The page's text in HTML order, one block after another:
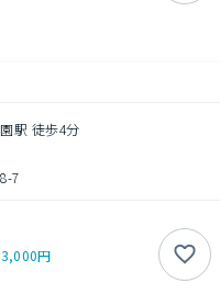
駅 徒歩4分
7
3,000円